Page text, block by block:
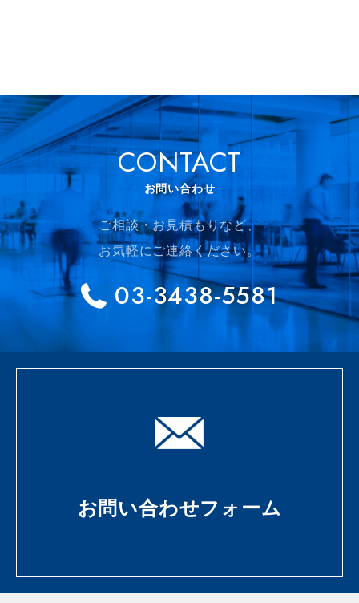
CONTACT
お問い合わせ
ご相談・お見積もりなど、
お気軽にご連絡ください。
03-3438-5581
お問い合わせフォーム